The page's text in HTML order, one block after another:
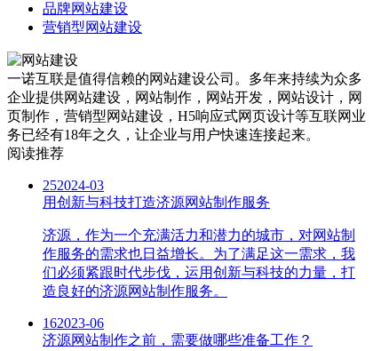
品牌网站建设
营销型网站建设
一诺互联是值得信赖的网站建设公司。多年来持续为众多
企业提供网站建设，网站制作，网站开发，网站设计，网
页制作，营销型网站建设，H5响应式网页设计等互联网业
务已经有18年之久，让企业与用户快速连接起来。
阅读推荐
252024-03
用创新与科技打造济源网站制作服务
济源，作为一个充满活力和潜力的城市，对网站制
作服务的需求也日益增长。为了满足这一需求，我
们必须紧跟时代步伐，运用创新与科技的力量，打
造良好的济源网站制作服务。
162023-06
济源网站制作之前，需要做哪些准备工作？